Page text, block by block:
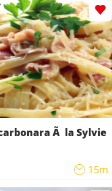
Ã la Sylvie
15m